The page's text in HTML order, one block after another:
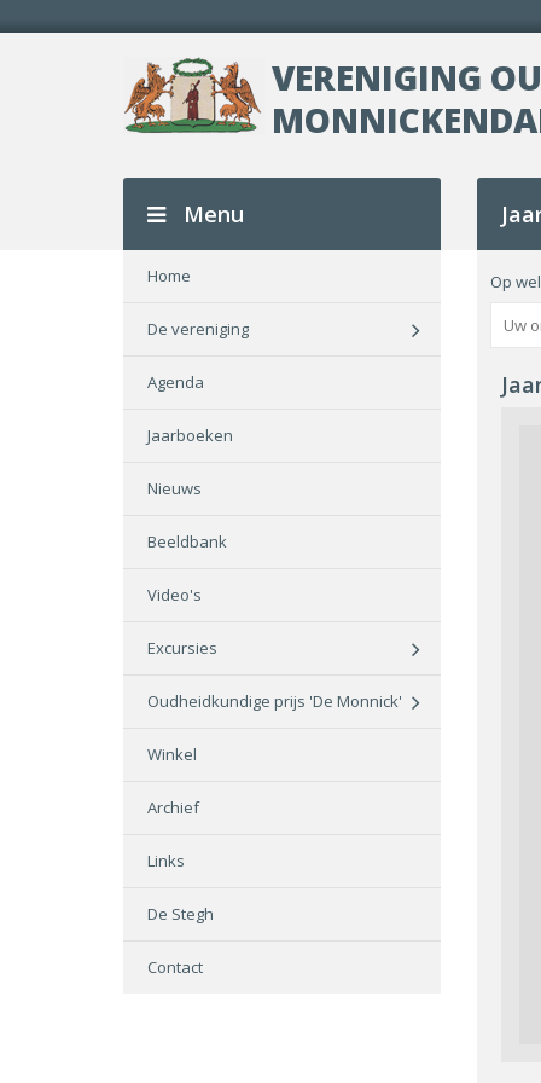
VERENIGING
Menu
Home
De vereniging
Agenda
Jaarboeken
Nieuws
Beeldbank
Video's
Excursies
Oudheidkundige prijs 'De Monnick'
Winkel
Archief
Links
De Stegh
Contact
Op